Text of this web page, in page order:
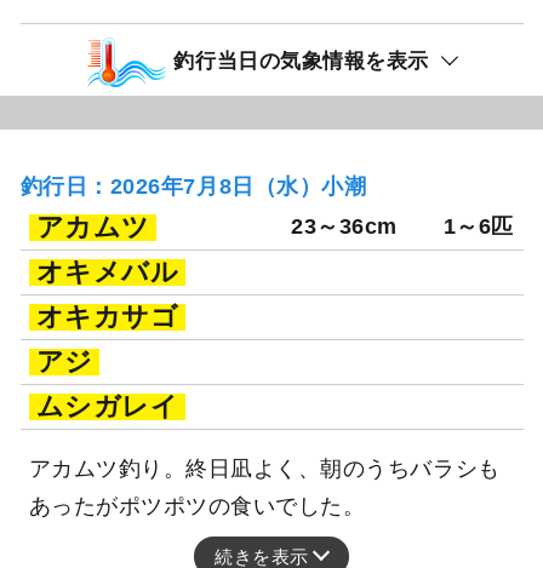
釣行当日の気象情報を表示
釣行日：2026年7月8日（水）小潮
アカムツ 23～36cm 1～6匹
オキメバル
オキカサゴ
アジ
ムシガレイ
アカムツ釣り。終日凪よく、朝のうちバラシも
あったがポツポツの食いでした。
続きを表示